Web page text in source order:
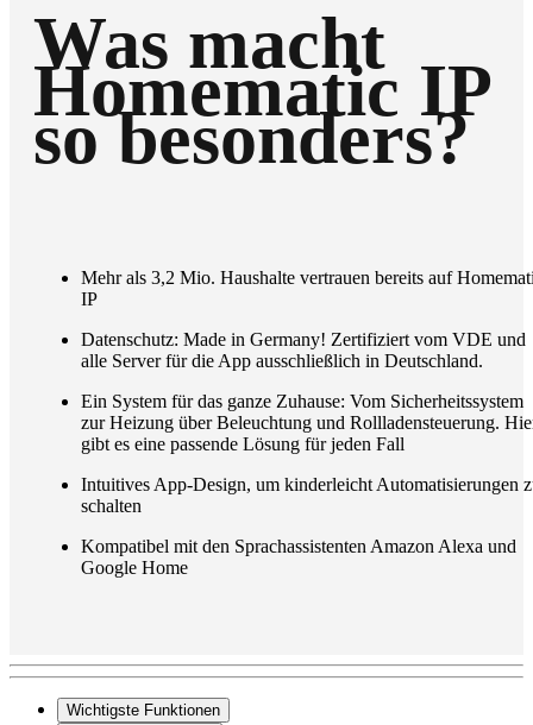
Was macht
Homematic IP
so besonders?
Mehr als 3,2 Mio. Haushalte vertrauen bereits auf
IP
Datenschutz: Made in Germany! Zertifiziert vom VDE und
alle Server für die App ausschließlich in Deutschland.
Ein System für das ganze Zuhause: Vom Sicherheitssystem
zur Heizung über Beleuchtung und Rollladensteuerung.
gibt es eine passende Lösung für jeden Fall
Intuitives App-Design, um kinderleicht Automatisierungen
schalten
Kompatibel mit den Sprachassistenten Amazon Alexa und
Google Home
Wichtigste Funktionen